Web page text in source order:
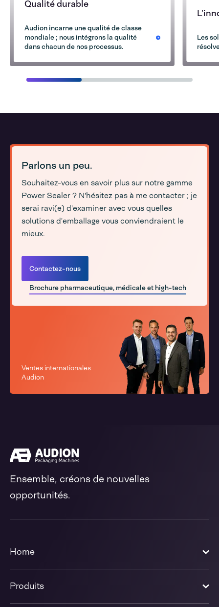
Qualité durable
Audion incarne une qualité de classe
mondiale ; nous intégrons la qualité
dans chacun de nos processus.
Les
Parlons un peu.
Souhaitez-vous en savoir plus sur notre gamme
Power Sealer ? N'hésitez pas à me contacter ; je
serai ravi(e) d'examiner avec vous quelles
solutions d'emballage vous conviendraient le
mieux.
Contactez-nous
Brochure pharmaceutique, médicale et high-tech
Ventes internationales
Audion
Ensemble, créons de nouvelles
opportunités.
Home
Produits